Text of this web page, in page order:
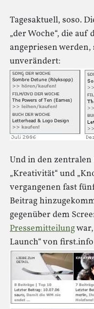
Tagesaktuell, soso.
„der Woche“, die
angepriesen
unverändert:
Und in den zentralen
„Kreativität“ und
vergangenen fast
Beitrag
gegenüber dem
Pressemitteilung
Launch“ von